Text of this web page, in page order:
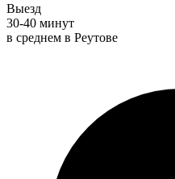
Выезд
30-40 минут
в среднем в Реутове